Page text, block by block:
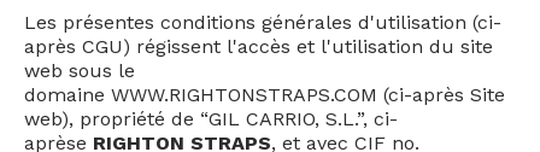
Les présentes conditions générales d'utilisation (ci-
après CGU) régissent l'accès et l'utilisation du site
web sous le
domaine WWW.RIGHTONSTRAPS.COM (ci-après Site
web), propriété de “GIL CARRIO, S.L.”, ci-
aprèse RIGHTON STRAPS, et avec CIF no.